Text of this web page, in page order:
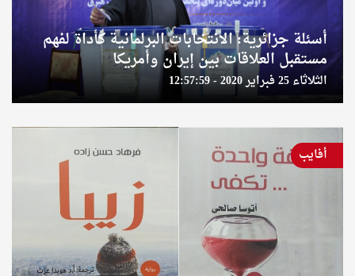
أسئلة جزائرية: الانتخابات البرلمانية كأداة لفهم
مستقبل العلاقات بين إيران وأمريكا
الثلاثاء 25 فبراير 2020 - 12:57:59
أفايب